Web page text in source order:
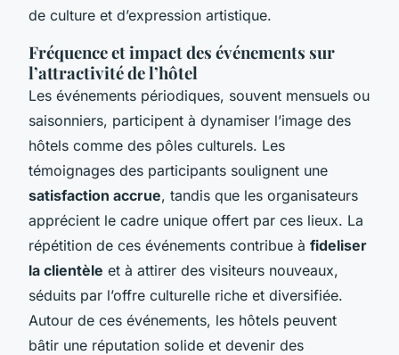
de culture et d’expression artistique.
Fréquence et impact des événements sur
l’attractivité de l’hôtel
Les événements périodiques, souvent mensuels ou
saisonniers, participent à dynamiser l’image des
hôtels comme des pôles culturels. Les
témoignages des participants soulignent une
satisfaction accrue, tandis que les organisateurs
apprécient le cadre unique offert par ces lieux. La
répétition de ces événements contribue à fideliser
la clientèle et à attirer des visiteurs nouveaux,
séduits par l’offre culturelle riche et diversifiée.
Autour de ces événements, les hôtels peuvent
bâtir une réputation solide et devenir des